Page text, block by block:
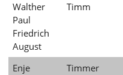
Walther
Paul
Friedrich
August
Timm
Enje Timmer